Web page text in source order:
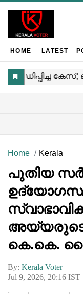
HOME LATEST
Home Kerala
പുതിയ
അയ്യരുടെ
കെ.കെ.
By: Kerala Voter
Jul 9, 2026, 20:16 IST